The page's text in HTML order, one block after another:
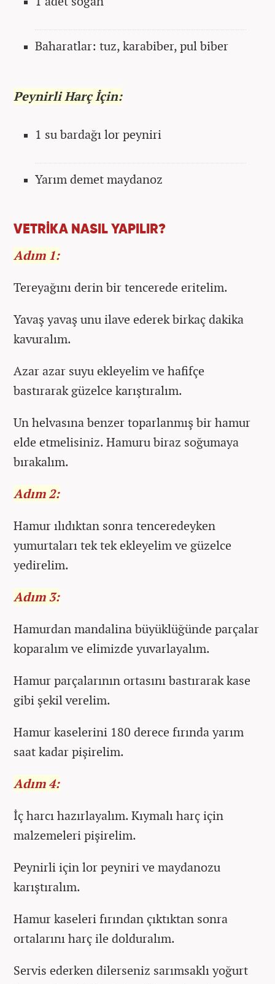
Baharatlar: tuz, karabiber, pul biber
Peynirli Harç İçin:
1 su bardağı lor peyniri
Yarım demet maydanoz
VETRİKA NASIL YAPILIR?
Adım 1:
Tereyağını derin bir tencerede eritelim.
Yavaş yavaş unu ilave ederek birkaç dakika
kavuralım.
Azar azar suyu ekleyelim ve hafifçe
bastırarak güzelce karıştıralım.
Un helvasına benzer toparlanmış bir hamur
elde etmelisiniz. Hamuru biraz soğumaya
bırakalım.
Adım 2:
Hamur ılıdıktan sonra tenceredeyken
yumurtaları tek tek ekleyelim ve güzelce
yedirelim.
Adım 3:
Hamurdan mandalina büyüklüğünde parçalar
koparalım ve elimizde yuvarlayalım.
Hamur parçalarının ortasını bastırarak kase
gibi şekil verelim.
Hamur kaselerini 180 derece fırında yarım
saat kadar pişirelim.
Adım 4:
İç harcı hazırlayalım. Kıymalı harç için
malzemeleri pişirelim.
Peynirli için lor peyniri ve maydanozu
karıştıralım.
Hamur kaseleri fırından çıktıktan sonra
ortalarını harç ile dolduralım.
Servis ederken dilerseniz sarımsaklı yoğurt